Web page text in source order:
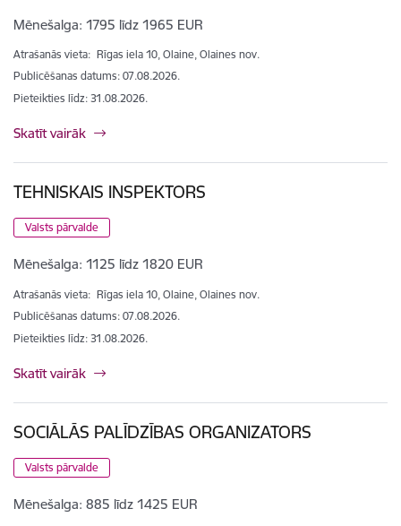
Mēnešalga: 1795 līdz 1965 EUR
Atrašanās vieta: Rīgas iela 10, Olaine, Olaines nov.
Publicēšanas datums: 07.08.2026.
Pieteikties līdz: 31.08.2026.
Skatīt vairāk
TEHNISKAIS INSPEKTORS
Valsts pārvalde
Mēnešalga: 1125 līdz 1820 EUR
Atrašanās vieta: Rīgas iela 10, Olaine, Olaines nov.
Publicēšanas datums: 07.08.2026.
Pieteikties līdz: 31.08.2026.
Skatīt vairāk
SOCIĀLĀS PALĪDZĪBAS ORGANIZATORS
Valsts pārvalde
Mēnešalga: 885 līdz 1425 EUR